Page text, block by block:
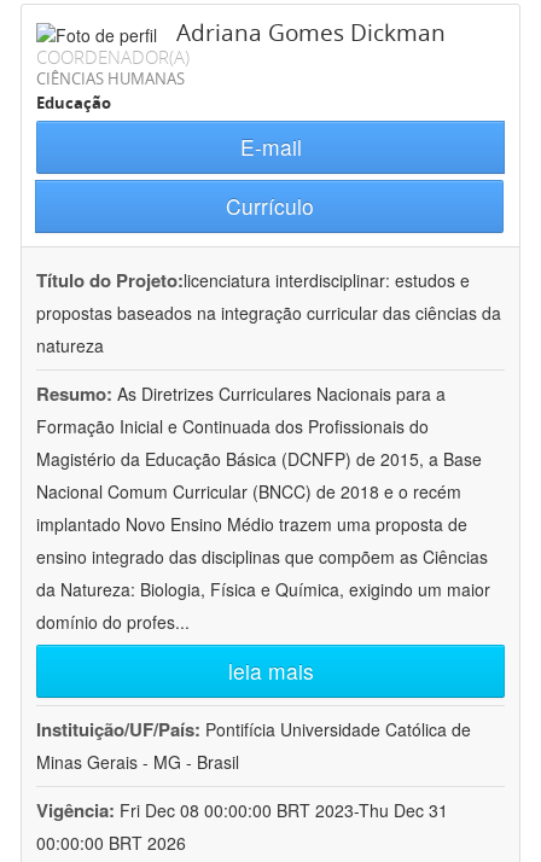
Adriana Gomes Dickman
COORDENADOR(A)
CIÊNCIAS HUMANAS
Educação
E-mail
Currículo
Título do Projeto:licenciatura interdisciplinar: estudos e
propostas baseados na integração curricular das ciências da
natureza
Resumo: As Diretrizes Curriculares Nacionais para a
Formação Inicial e Continuada dos Profissionais do
Magistério da Educação Básica (DCNFP) de 2015, a Base
Nacional Comum Curricular (BNCC) de 2018 e o recém
implantado Novo Ensino Médio trazem uma proposta de
ensino integrado das disciplinas que compõem as Ciências
da Natureza: Biologia, Física e Química, exigindo um maior
domínio do profes...
leia mais
Instituição/UF/País: Pontifícia Universidade Católica de
Minas Gerais - MG - Brasil
Vigência: Fri Dec 08 00:00:00 BRT 2023-Thu Dec 31
00:00:00 BRT 2026